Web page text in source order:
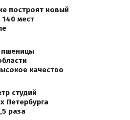
построят новый
140 мест
качество
студий
Петербурга
раза